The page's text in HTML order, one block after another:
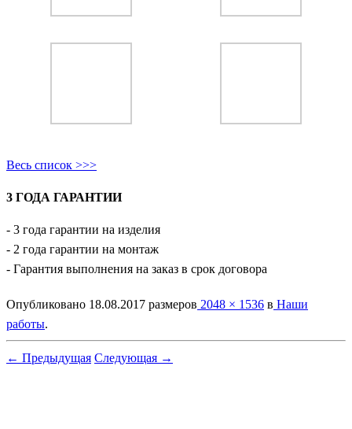
Весь список >>>
3 ГОДА ГАРАНТИИ
- 3 года гарантии на изделия
- 2 года гарантии на монтаж
- Гарантия выполнения на заказ в срок договора
Опубликовано 18.08.2017 размеров 2048 × 1536 в Наши
работы.
← Предыдущая Следующая →